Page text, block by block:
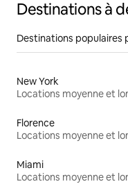
Destinations à
Destinations populaires
New York
Florence
Miami